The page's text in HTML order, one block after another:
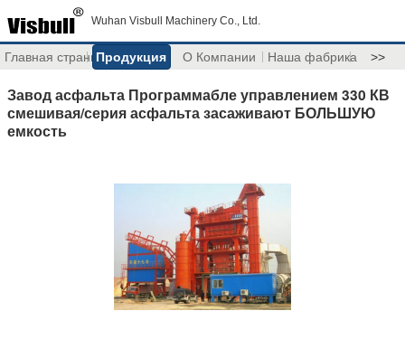
Wuhan Visbull Machinery Co., Ltd.
Главная страницаПродукция О Компании Наша фабрика >>
Завод асфальта Программабле управлением 330 КВ
смешивая/серия асфальта засаживают БОЛЬШУЮ
емкость